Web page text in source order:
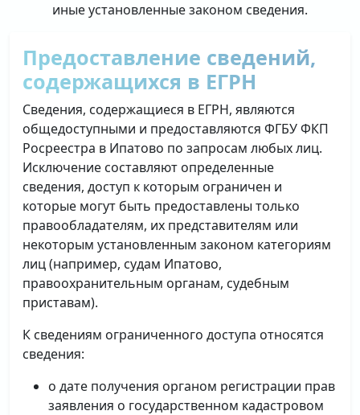
иные установленные законом сведения.
Предоставление сведений,
содержащихся в ЕГРН
Сведения, содержащиеся в ЕГРН, являются
общедоступными и предоставляются ФГБУ ФКП
Росреестра в Ипатово по запросам любых лиц.
Исключение составляют определенные
сведения, доступ к которым ограничен и
которые могут быть предоставлены только
правообладателям, их представителям или
некоторым установленным законом категориям
лиц (например, судам Ипатово,
правоохранительным органам, судебным
приставам).
К сведениям ограниченного доступа относятся
сведения:
о дате получения органом регистрации прав
заявления о государственном кадастровом